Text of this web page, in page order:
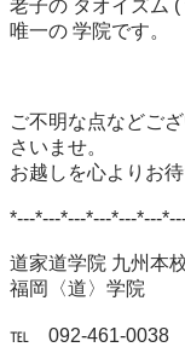
老子の タオイズム
唯一の 学院です。
ご不明な点などご
さいませ。
お越しを心よりお
*---*---*---*---*---*---
道家道学院 九州本
福岡〈道〉学院
℡　092-461-0038